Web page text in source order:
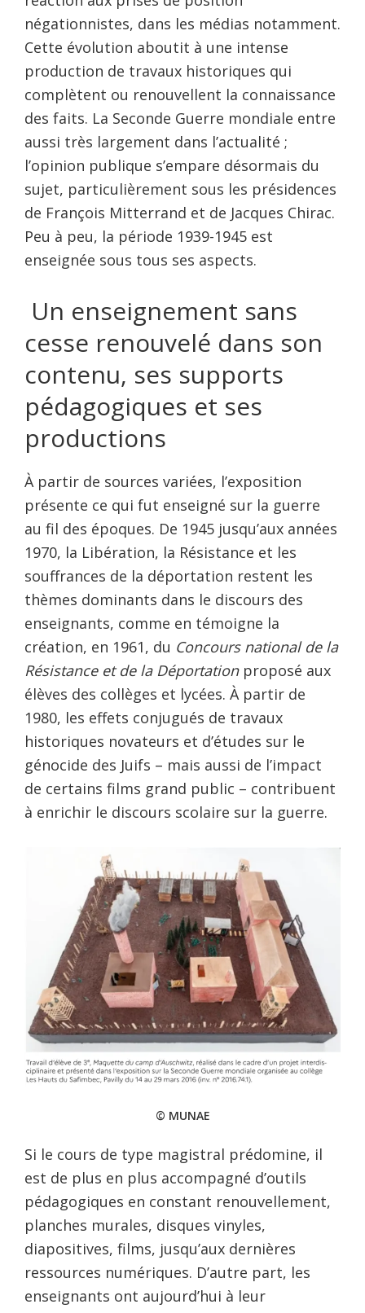
négationnistes, dans les médias notamment.
Cette évolution aboutit à une intense
production de travaux historiques qui
complètent ou renouvellent la connaissance
des faits. La Seconde Guerre mondiale entre
aussi très largement dans l’actualité ;
l’opinion publique s’empare désormais du
sujet, particulièrement sous les présidences
de François Mitterrand et de Jacques Chirac.
Peu à peu, la période 1939-1945 est
enseignée sous tous ses aspects.
Un enseignement sans
cesse renouvelé dans son
contenu, ses supports
pédagogiques et ses
productions
À partir de sources variées, l’exposition
présente ce qui fut enseigné sur la guerre
au fil des époques. De 1945 jusqu’aux années
1970, la Libération, la Résistance et les
souffrances de la déportation restent les
thèmes dominants dans le discours des
enseignants, comme en témoigne la
création, en 1961, du Concours national de la
Résistance et de la Déportationproposé aux
élèves des collèges et lycées. À partir de
1980, les effets conjugués de travaux
historiques novateurs et d’études sur le
génocide des Juifs – mais aussi de l’impact
de certains films grand public – contribuent
à enrichir le discours scolaire sur la guerre.
© MUNAE
Si le cours de type magistral prédomine, il
est de plus en plus accompagné d’outils
pédagogiques en constant renouvellement,
planches murales, disques vinyles,
diapositives, films, jusqu’aux dernières
ressources numériques. D’autre part, les
enseignants ont aujourd’hui à leur